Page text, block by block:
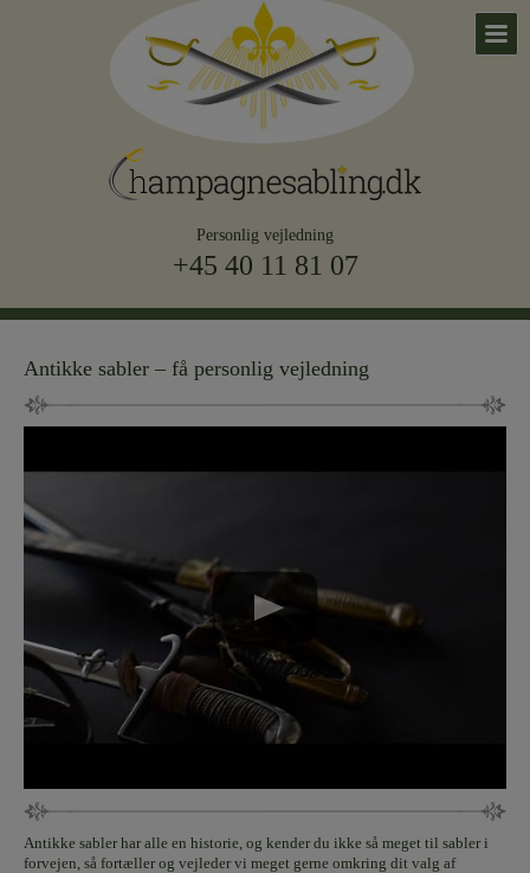
Personlig vejledning
+45 40 11 81 07
Antikke sabler – få personlig vejledning
Antikke sabler har alle en historie, og kender du ikke så meget til sabler i
forvejen, så fortæller og vejleder vi meget gerne omkring dit valg af